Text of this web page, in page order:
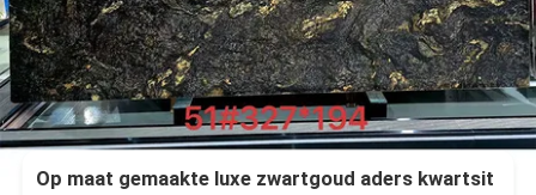
Op maat gemaakte luxe zwartgoud aders kwartsit